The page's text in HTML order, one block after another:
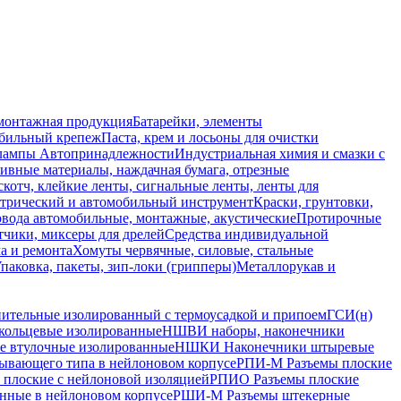
продукцияБатарейки, элементы
крепежПаста, крем и лосьоны для очистки
АвтопринадлежностиИндустриальная химия и смазки с
материалы, наждачная бумага, отрезные
клейкие ленты, сигнальные ленты, ленты для
и автомобильный инструментКраски, грунтовки,
автомобильные, монтажные, акустическиеПротирочные
миксеры для дрелейСредства индивидуальной
и ремонтаХомуты червячные, силовые, стальные
пакеты, зип-локи (грипперы)Металлорукав и
изолированный с термоусадкой и припоемГСИ(н)
изолированныеНШВИ наборы, наконечники
изолированныеНШКИ Наконечники штыревые
типа в нейлоновом корпусеРПИ-М Разъемы плоские
с нейлоновой изоляциейРПИО Разъемы плоские
в нейлоновом корпусеРШИ-М Разъемы штекерные